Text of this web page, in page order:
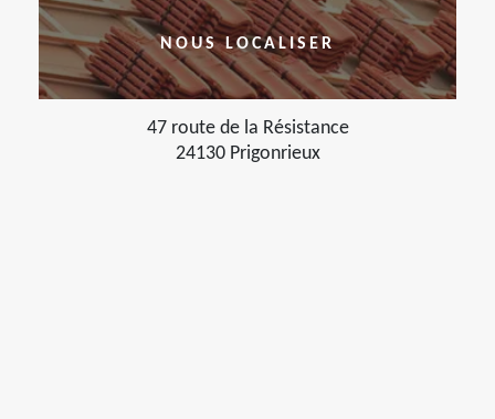
NOUS LOCALISER
47 route de la Résistance
24130 Prigonrieux